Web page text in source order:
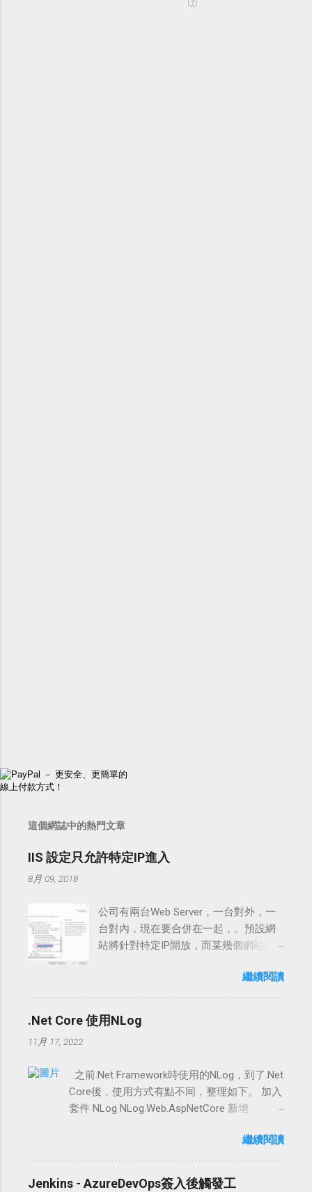
這個網誌中的熱門文章
IIS 設定只允許特定IP進入
8月 09, 2018
公司有兩台Web Server，一台對外，一
台對內，現在要合併在一起，。預設網
站將針對特定IP開放，而某幾個網站則
IP and Domain Restriction 安裝後，在IIS
Root或各網站下可以看到功能圖示 2. 設
定IIS Root的存取從Allow改成Deny 3.IIS
Root針對特定IP或範圍打開，本例的
對外開放 由於在第2點的IIS Root已設為
deny，所有網站會繼承這個設定，而子
網站自行修改值的話，則會以子網站為
Allow 所有的設定會儲存在IIS的組態內
%windir%\System32\inetsrv\config\appli
cationHost.config 上述的設定操作，也
繼續閱讀
.Net Core 使用NLog
11月 17, 2022
之前.Net Framework時使用的NLog，到了.Net
Core後，使用方式有點不同，整理如下。 加入
套件 NLog NLog.Web.AspNetCore 新增
version="1.0" encoding="utf-8"?> <nlog
xmlns="http://www.nlog-
繼續閱讀
Jenkins - AzureDevOps簽入後觸發工